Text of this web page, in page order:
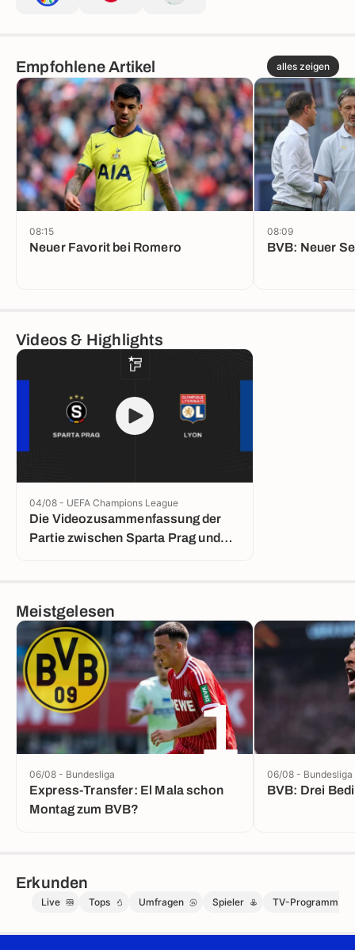
Empfohlene Artikel alles zeigen
Neuer Favorit bei Romero
08:15
BVB: Neuer
08:09
Videos & Highlights
Die Videozusammenfassung der
Partie zwischen Sparta Prag und
04/08 - UEFA Champions League
Meistgelesen
1
Express-Transfer: El Mala schon
Montag zum BVB?
06/08 - Bundesliga
BVB: Drei
06/08 - Bundesliga
Erkunden
Live Tops Umfragen Spieler TV-Programm